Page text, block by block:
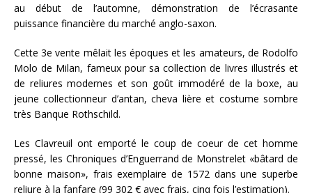
au début de l’automne, démonstration de l’écrasante
puissance financière du marché anglo-saxon.
Cette 3e vente mêlait les époques et les amateurs, de Rodolfo
Molo de Milan, fameux pour sa collection de livres illustrés et
de reliures modernes et son goût immodéré de la boxe, au
jeune collectionneur d’antan, cheva lière et costume sombre
très Banque Rothschild.
Les Clavreuil ont emporté le coup de coeur de cet homme
pressé, les Chroniques d’Enguerrand de Monstrelet «bâtard de
bonne maison», frais exemplaire de 1572 dans une superbe
reliure à la fanfare (99 302 € avec frais, cinq fois l’estimation).